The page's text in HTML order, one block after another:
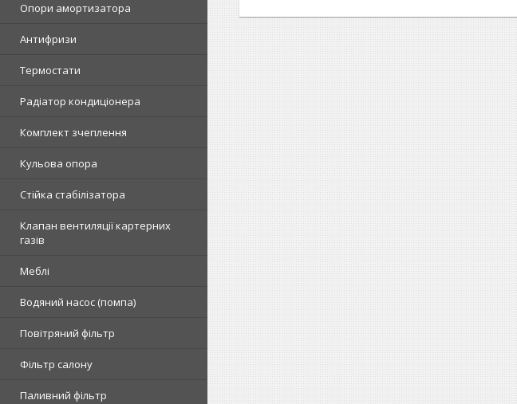
Опори амортизатора
Антифризи
Термостати
Радіатор кондиціонера
Комплект зчеплення
Кульова опора
Стійка стабілізатора
Клапан вентиляції картерних
газів
Меблі
Водяний насос (помпа)
Повітряний фільтр
Фільтр салону
Паливний фільтр